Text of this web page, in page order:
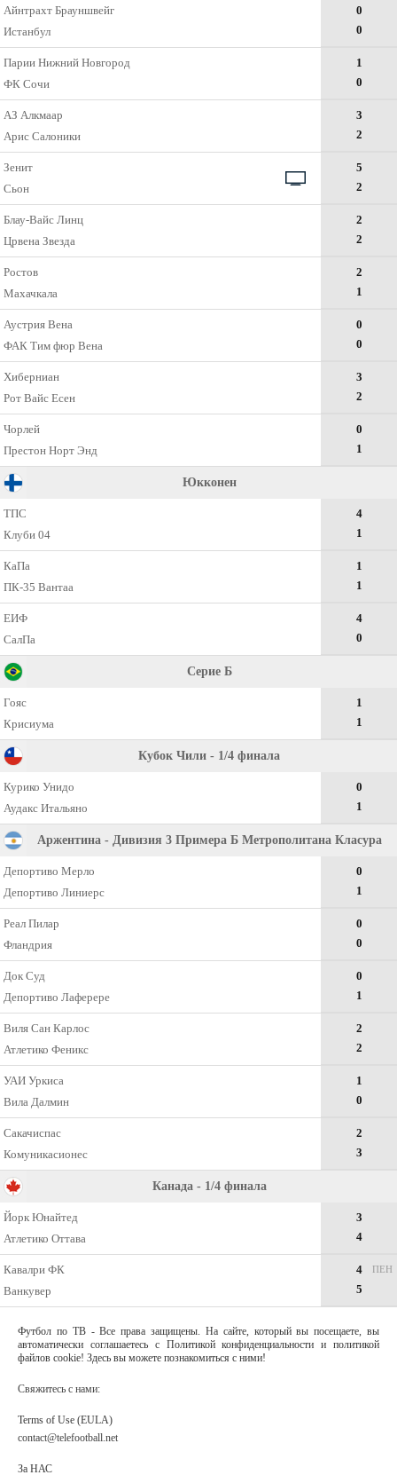
Айнтрахт Брауншвейг
Истанбул
0
0
Парии Нижний Новгород
ФК Сочи
1
0
АЗ Алкмаар
Арис Салоники
3
2
Зенит
Сьон
5
2
Блау-Вайс Линц
Црвена Звезда
2
2
Ростов
Махачкала
2
1
Аустрия Вена
ФАК Тим фюр Вена
0
0
Хиберниан
Рот Вайс Есен
3
2
Чорлей
Престон Норт Энд
0
1
Юкконен
ТПС
Клуби 04
4
1
КаПа
ПК-35 Вантаа
1
1
ЕИФ
СалПа
4
0
Серие Б
Гояс
Крисиума
1
1
Кубок Чили - 1/4 финала
Курико Унидо
Аудакс Итальяно
0
1
Аржентина - Дивизия 3 Примера Б Метрополитана Класура
Депортиво Мерло
Депортиво Линиерс
0
1
Реал Пилар
Фландрия
0
0
Док Суд
Депортиво Лаферере
0
1
Виля Сан Карлос
Атлетико Феникс
2
2
УАИ Уркиса
Вила Далмин
1
0
Сакачиспас
Комуникасионес
2
3
Канада - 1/4 финала
Йорк Юнайтед
Атлетико Оттава
3
4
Кавалри ФК
Ванкувер
4
5
ПЕН
Футбол по ТВ - Все права защищены. На сайте, который вы посещаете, вы
автоматически соглашаетесь с Политикой конфиденциальности и политикой
файлов cookie! Здесь вы можете познакомиться с ними!
Свяжитесь с нами:
Terms of Use (EULA)
contact@telefootball.net
За НАС